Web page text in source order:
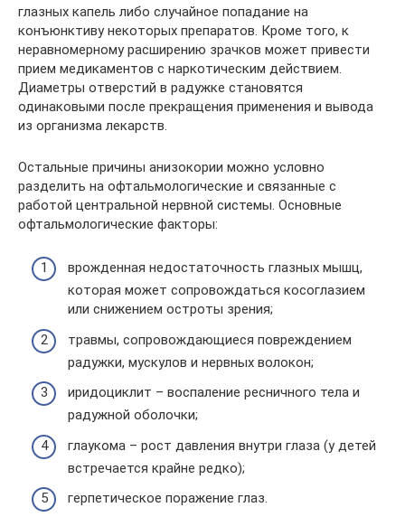
глазных капель либо случайное попадание на
конъюнктиву некоторых препаратов. Кроме того, к
неравномерному расширению зрачков может привести
прием медикаментов с наркотическим действием.
Диаметры отверстий в радужке становятся
одинаковыми после прекращения применения и вывода
из организма лекарств.
Остальные причины анизокории можно условно
разделить на офтальмологические и связанные с
работой центральной нервной системы. Основные
офтальмологические факторы:
врожденная недостаточность глазных мышц,
которая может сопровождаться косоглазием
или снижением остроты зрения;
травмы, сопровождающиеся повреждением
радужки, мускулов и нервных волокон;
иридоциклит – воспаление ресничного тела и
радужной оболочки;
глаукома – рост давления внутри глаза (у детей
встречается крайне редко);
герпетическое поражение глаз.